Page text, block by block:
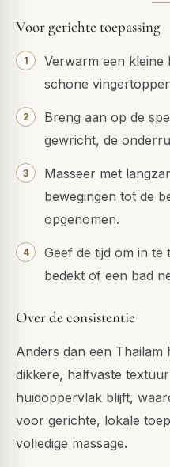
Voor gerichte toepassing
Verwarm een kleine
schone
Breng aan op de
gewricht, de
Masseer met
bewegingen tot de
opgenomen.
Geef de tijd om in
bedekt of een bad
Over de consistentie
Anders dan een Thailam
dikkere, halfvaste
huidoppervlak blijft,
voor gerichte, lokale
volledige massage.